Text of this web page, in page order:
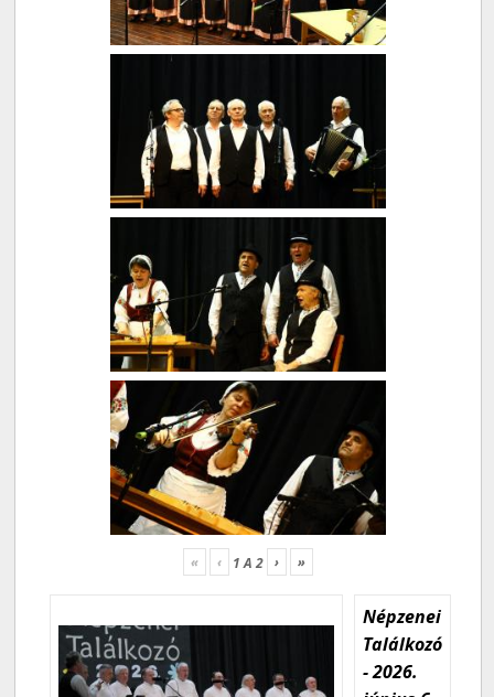
« ‹ 1A2 › »
Népzenei
Találkozó
- 2026.